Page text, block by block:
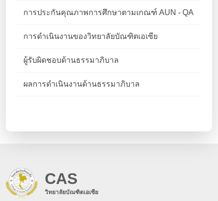
การประกันคุณภาพการศึกษาตามเกณฑ์ AUN - QA
การดำเนินงานของวิทยาลัยบัณฑิตเอเซีย
ผู้รับผิดชอบด้านธรรมาภิบาล
ผลการดำเนินงานด้านธรรมาภิบาล
CAS
วิทยาลัยบัณฑิตเอเซีย